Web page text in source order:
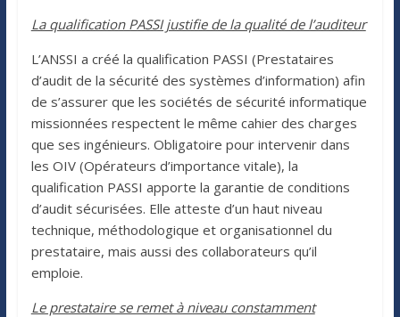
La qualification PASSI justifie de la qualité de l’auditeur
L’ANSSI a créé la qualification PASSI (Prestataires
d’audit de la sécurité des systèmes d’information) afin
de s’assurer que les sociétés de sécurité informatique
missionnées respectent le même cahier des charges
que ses ingénieurs. Obligatoire pour intervenir dans
les OIV (Opérateurs d’importance vitale), la
qualification PASSI apporte la garantie de conditions
d’audit sécurisées. Elle atteste d’un haut niveau
technique, méthodologique et organisationnel du
prestataire, mais aussi des collaborateurs qu’il
emploie.
Le prestataire se remet à niveau constamment